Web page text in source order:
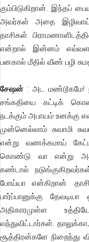
கும்பிடுகிறான். இந்தப்
அவர்கள் அதை இழிவாய்க்
தாசிகள்
என்றால் இன்னம்
பனகால் மீதில் வீண் பழி
சேஷன் : அட மண்டூகமே!
சங்கதியை கட்டிக்
நடக்கும் அபாயம் உனக்கு
முன்னெல்லாம் சுவாமி
என்று வணக்கமாய்
கொண்டு வா என்று
கண்டால்
போய்யா என்கிறான்.
பார்ப்பானுக்கு
அதிகாரமுள்ள
வந்துவிட்டார்கள். தாலுக்கா,
சூத்திரன்களே நிறைந்து